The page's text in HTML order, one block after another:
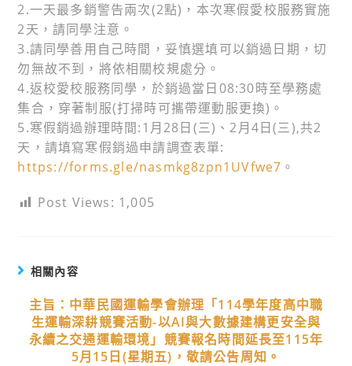
2.一天最多銷警告兩次(2點)，本次寒假愛校服務實施
2天，請同學注意。
3.請同學善用自己時間，妥慎選填可以銷過日期，切
勿無故不到，將依相關校規處分。
4.返校愛校服務同學，於銷過當日08:30時至學務處
集合，穿著制服(打掃時可攜帶運動服更換)。
5.寒假銷過辦理時間:1月28日(三)、2月4日(三),共2
天，請填寫寒假銷過申請調查表單:
https://forms.gle/nasmkg8zpn1UVfwe7 。
Post Views: 1,005
相關內容
主旨：中華民國運輸學會辦理「114學年度高中職
生運輸深耕競賽活動-以AI與大數據建構更安全與
永續之交通運輸環境」競賽報名時間延長至115年
5月15日(星期五)，敬請公告周知。